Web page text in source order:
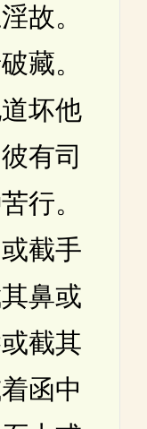
故。
藏。
坏他
有司
行。
截手
鼻或
截其
函中